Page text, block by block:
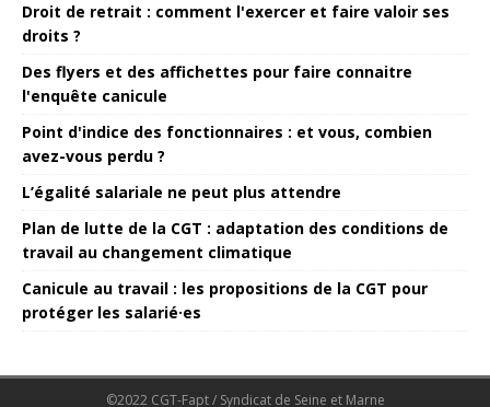
Droit de retrait : comment l'exercer et faire valoir ses
droits ?
Des flyers et des affichettes pour faire connaitre
l'enquête canicule
Point d'indice des fonctionnaires : et vous, combien
avez-vous perdu ?
L’égalité salariale ne peut plus attendre
Plan de lutte de la CGT : adaptation des conditions de
travail au changement climatique
Canicule au travail : les propositions de la CGT pour
protéger les salarié·es
©2022 CGT-Fapt / Syndicat de Seine et Marne